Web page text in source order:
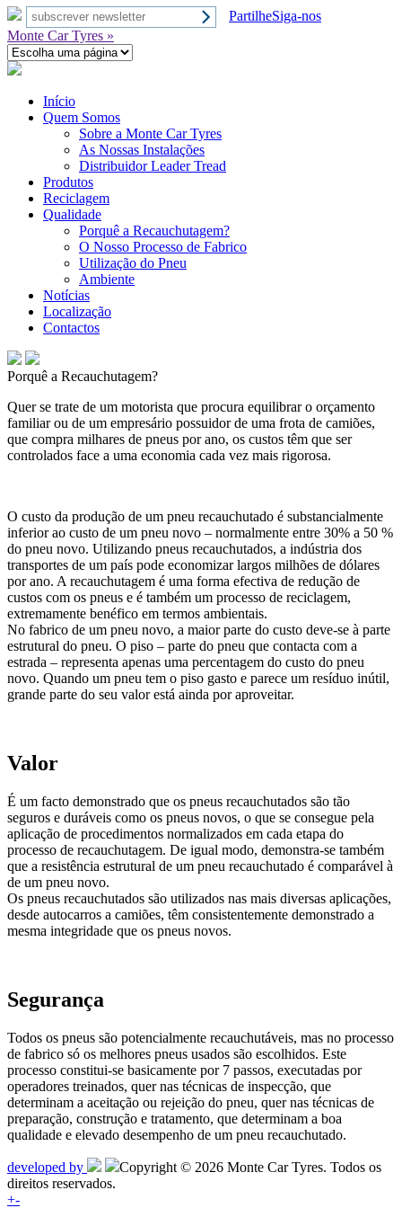
PartilheSiga-nos
Monte Car Tyres »
Início
Quem Somos
Sobre a Monte Car Tyres
As Nossas Instalações
Distribuidor Leader Tread
Produtos
Reciclagem
Qualidade
Porquê a Recauchutagem?
O Nosso Processo de Fabrico
Utilização do Pneu
Ambiente
Notícias
Localização
Contactos
Porquê a Recauchutagem?
Quer se trate de um motorista que procura equilibrar o orçamento
familiar ou de um empresário possuidor de uma frota de camiões,
que compra milhares de pneus por ano, os custos têm que ser
controlados face a uma economia cada vez mais rigorosa.
O custo da produção de um pneu recauchutado é substancialmente
inferior ao custo de um pneu novo – normalmente entre 30% a 50 %
do pneu novo. Utilizando pneus recauchutados, a indústria dos
transportes de um país pode economizar largos milhões de dólares
por ano. A recauchutagem é uma forma efectiva de redução de
custos com os pneus e é também um processo de reciclagem,
extremamente benéfico em termos ambientais.
No fabrico de um pneu novo, a maior parte do custo deve-se à parte
estrutural do pneu. O piso – parte do pneu que contacta com a
estrada – representa apenas uma percentagem do custo do pneu
novo. Quando um pneu tem o piso gasto e parece um resíduo inútil,
grande parte do seu valor está ainda por aproveitar.
Valor
É um facto demonstrado que os pneus recauchutados são tão
seguros e duráveis como os pneus novos, o que se consegue pela
aplicação de procedimentos normalizados em cada etapa do
processo de recauchutagem. De igual modo, demonstra-se também
que a resistência estrutural de um pneu recauchutado é comparável à
de um pneu novo.
Os pneus recauchutados são utilizados nas mais diversas aplicações,
desde autocarros a camiões, têm consistentemente demonstrado a
mesma integridade que os pneus novos.
Segurança
Todos os pneus são potencialmente recauchutáveis, mas no processo
de fabrico só os melhores pneus usados são escolhidos. Este
processo constitui-se basicamente por 7 passos, executadas por
operadores treinados, quer nas técnicas de inspecção, que
determinam a aceitação ou rejeição do pneu, quer nas técnicas de
preparação, construção e tratamento, que determinam a boa
qualidade e elevado desempenho de um pneu recauchutado.
developed by
Copyright © 2026 Monte Car Tyres. Todos os
direitos reservados.
+-